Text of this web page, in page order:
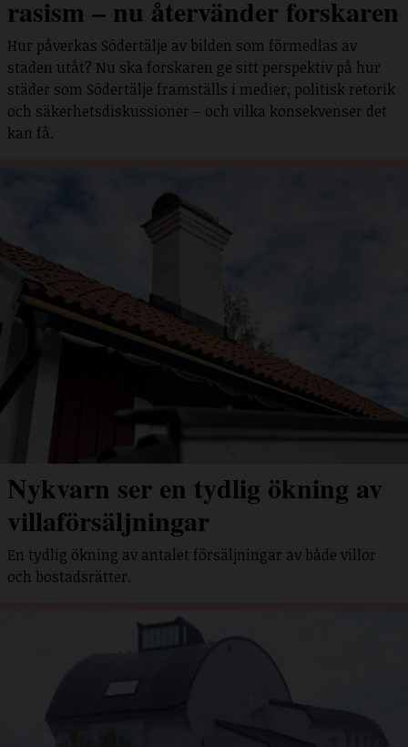
rasism – nu återvänder forskaren
Hur påverkas Södertälje av bilden som förmedlas av
staden utåt? Nu ska forskaren ge sitt perspektiv på hur
städer som Södertälje framställs i medier, politisk retorik
och säkerhetsdiskussioner – och vilka konsekvenser det
kan få.
Nykvarn ser en tydlig ökning av
villaförsäljningar
En tydlig ökning av antalet försäljningar av både villor
och bostadsrätter.